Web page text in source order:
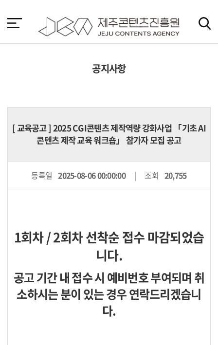
바
가
공지사항
[교육공고] 2025 CGI콘텐츠 제작역량 강화사업 「기초 AI
콘텐츠 제작 교육 워크숍」 참가자 모집 공고
등록일 2025-08-06 00:00:00 조회 20,755
1회차 / 2회차 선착순 접수 마감되었습
니다.
공고 기간 내 접수 시 예비번호 부여되며 취
소하시는 분이 있는 경우 연락드리겠습니
다.